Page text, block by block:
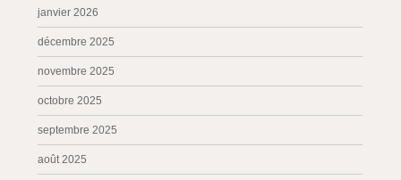
janvier 2026
décembre 2025
novembre 2025
octobre 2025
septembre 2025
août 2025